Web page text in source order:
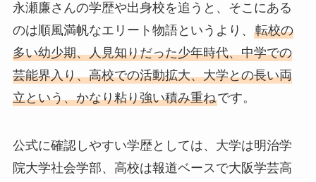
永瀬廉さんの学歴や出身校を追うと、そこにある
のは順風満帆なエリート物語というより、 転校の
多い幼少期、人見知りだった少年時代、中学での
芸能界入り、高校での活動拡大、大学との長い両
立という、かなり粘り強い積み重ねです。
公式に確認しやすい学歴としては、大学は明治学
院大学社会学部、高校は報道ベースで大阪学芸高